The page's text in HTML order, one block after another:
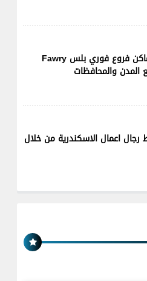
عناوين واماكن فروع فوري بلس Fawry
اعمال الاسكندرية من خلال